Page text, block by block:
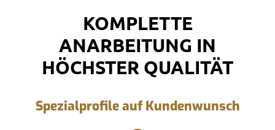
KOMPLETTE
ANARBEITUNG IN
HÖCHSTER QUALITÄT
Spezialprofile auf Kundenwunsch